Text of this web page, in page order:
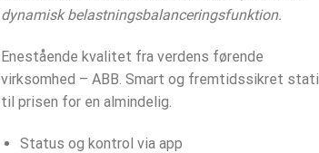
dynamisk belastningsbalanceringsfunktion.
Enestående kvalitet fra verdens førende
virksomhed – ABB. Smart og fremtidssikret
til prisen for en almindelig.
Status og kontrol via app